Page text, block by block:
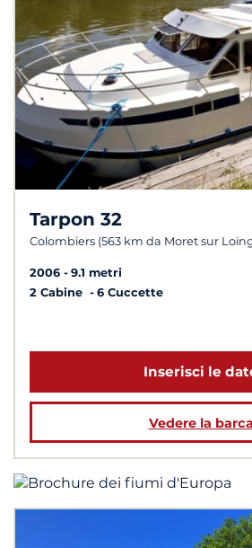
Tarpon 32
Colombiers (563 km da Moret sur
2006
9.1 metri
2 Cabine
6 Cuccette
Inserisci le
Vedere la barca